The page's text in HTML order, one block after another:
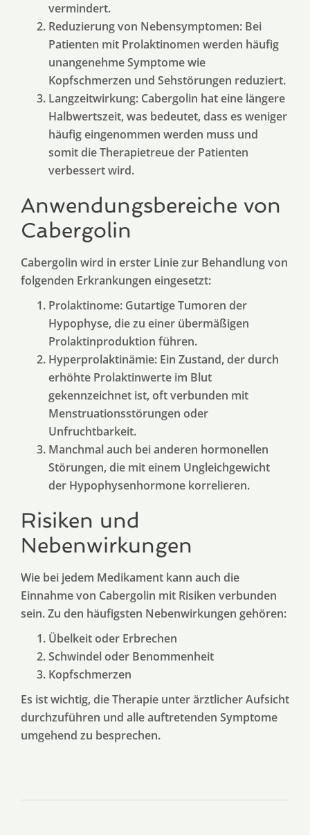
vermindert.
Reduzierung von Nebensymptomen: Bei
Patienten mit Prolaktinomen werden häufig
unangenehme Symptome wie
Kopfschmerzen und Sehstörungen reduziert.
Langzeitwirkung: Cabergolin hat eine längere
Halbwertszeit, was bedeutet, dass es weniger
häufig eingenommen werden muss und
somit die Therapietreue der Patienten
verbessert wird.
Anwendungsbereiche von
Cabergolin
Cabergolin wird in erster Linie zur Behandlung von
folgenden Erkrankungen eingesetzt:
Prolaktinome: Gutartige Tumoren der
Hypophyse, die zu einer übermäßigen
Prolaktinproduktion führen.
Hyperprolaktinämie: Ein Zustand, der durch
erhöhte Prolaktinwerte im Blut
gekennzeichnet ist, oft verbunden mit
Menstruationsstörungen oder
Unfruchtbarkeit.
Manchmal auch bei anderen hormonellen
Störungen, die mit einem Ungleichgewicht
der Hypophysenhormone korrelieren.
Risiken und
Nebenwirkungen
Wie bei jedem Medikament kann auch die
Einnahme von Cabergolin mit Risiken verbunden
sein. Zu den häufigsten Nebenwirkungen gehören:
Übelkeit oder Erbrechen
Schwindel oder Benommenheit
Kopfschmerzen
Es ist wichtig, die Therapie unter ärztlicher Aufsicht
durchzuführen und alle auftretenden Symptome
umgehend zu besprechen.